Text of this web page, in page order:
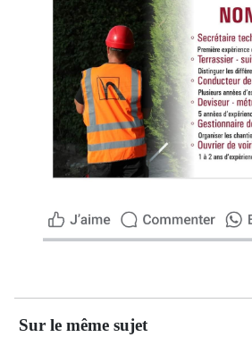
Sur le même sujet